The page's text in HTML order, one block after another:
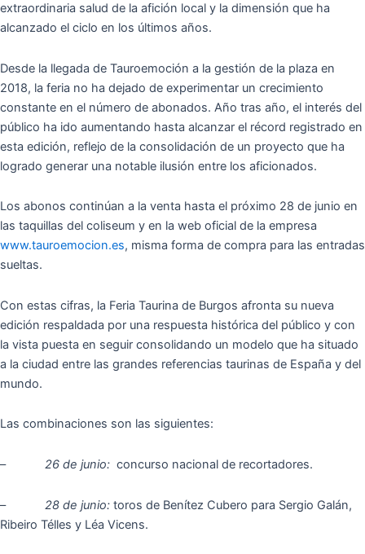
extraordinaria salud de la afición local y la dimensión que ha
alcanzado el ciclo en los últimos años.
Desde la llegada de Tauroemoción a la gestión de la plaza en
2018, la feria no ha dejado de experimentar un crecimiento
constante en el número de abonados. Año tras año, el interés del
público ha ido aumentando hasta alcanzar el récord registrado en
esta edición, reflejo de la consolidación de un proyecto que ha
logrado generar una notable ilusión entre los aficionados.
Los abonos continúan a la venta hasta el próximo 28 de junio en
las taquillas del coliseum y en la web oficial de la empresa
www.tauroemocion.es, misma forma de compra para las entradas
sueltas.
Con estas cifras, la Feria Taurina de Burgos afronta su nueva
edición respaldada por una respuesta histórica del público y con
la vista puesta en seguir consolidando un modelo que ha situado
a la ciudad entre las grandes referencias taurinas de España y del
mundo.
Las combinaciones son las siguientes:
– 26 de junio: concurso nacional de recortadores.
– 28 de junio: toros de Benítez Cubero para Sergio Galán,
Ribeiro Télles y Léa Vicens.